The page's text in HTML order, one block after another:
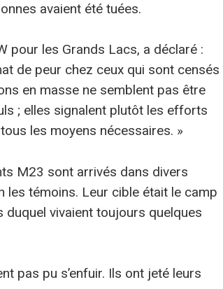
avaient été tuées.
pour les Grands Lacs, a déclaré :
de peur chez ceux qui sont censés
en masse ne semblent pas être
; elles signalent plutôt les efforts
les moyens nécessaires. »
M23 sont arrivés dans divers
les témoins. Leur cible était le camp
duquel vivaient toujours quelques
pas pu s’enfuir. Ils ont jeté leurs